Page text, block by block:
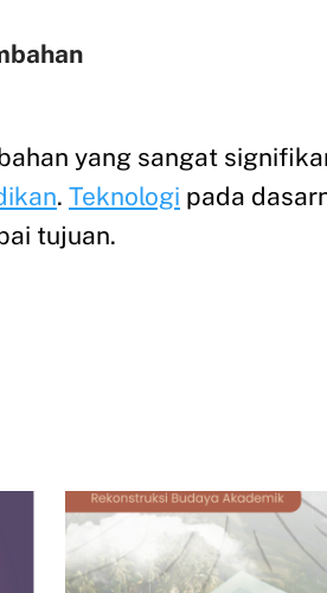
yang sangat
. Teknologi pada
tujuan.